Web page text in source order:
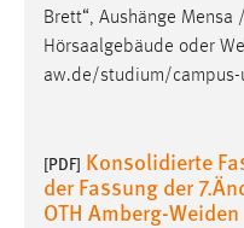
Brett“, Aushänge Mensa /
Hörsaalgebäude oder
aw.de/studium/
[PDF] Konsolidierte
der Fassung der
OTH Amberg-Weiden